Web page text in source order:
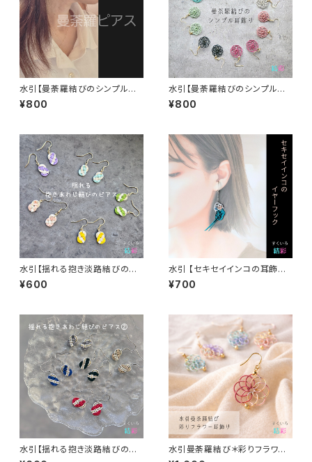
水引【曼荼羅結びのシンプル耳
飾り②】標準でサージカルステン
レスフックピアス。イヤリングに
¥800
水引【曼荼羅結びのシンプル耳
飾り①】標準でサージカルステン
レスフックピアス。イヤリングに
¥800
水引【揺れる抱き淡路結びのピ
アス】 イヤリングや樹脂フックへ
の変更可
¥600
水引 【セキセイインコの耳飾り】
イヤーカフorイヤーフック☆片
耳
¥700
水引【揺れる抱き淡路結びのピ
アス②】 イヤリングや樹脂フック
水引曼荼羅結び＊彩りフラワー
耳飾り（イヤリング／ピアス）